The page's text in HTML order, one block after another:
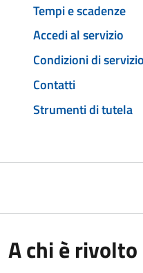
Tempi e scadenze
Accedi al servizio
Condizioni di servizio
Contatti
Strumenti di tutela
A chi è rivolto